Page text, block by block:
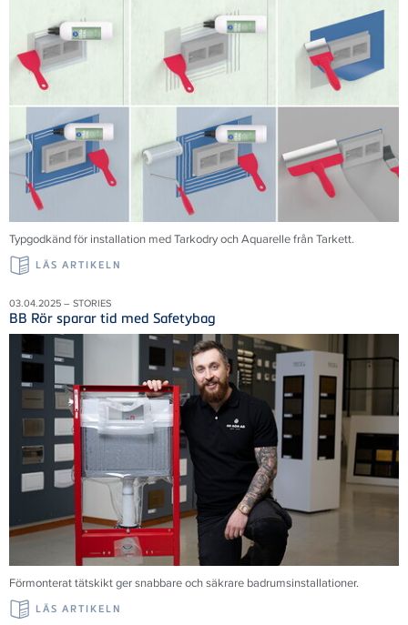
Typgodkänd för installation med Tarkodry och Aquarelle från Tarkett.
LÄS ARTIKELN
03.04.2025 – STORIES
BB Rör sparar tid med Safetybag
Förmonterat tätskikt ger snabbare och säkrare badrumsinstallationer.
LÄS ARTIKELN